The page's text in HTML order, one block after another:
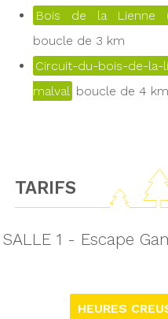
Bois de la Lienne
boucle de 3 km
Circuit-du-bois-de-la-
malval boucle de 4 km
TARIFS
SALLE 1 - Escape
HEURES